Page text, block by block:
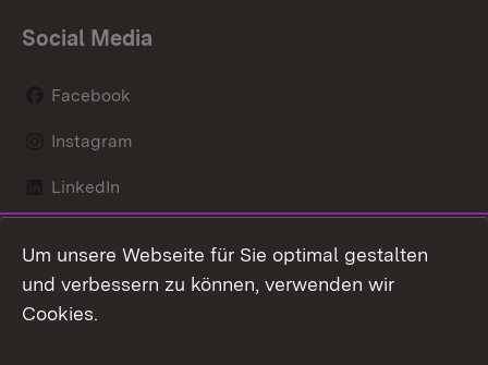
Social Media
Facebook
Instagram
LinkedIn
X / Twitter
Youtube
Um unsere Webseite für Sie optimal gestalten
und verbessern zu können, verwenden wir
Cookies.